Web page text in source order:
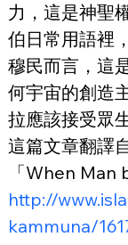
力，這是神聖
伯日常用語裡
穆民而言，這
何宇宙的創造
拉應該接受眾
這篇文章翻譯
「When Man
http://
kammuna/